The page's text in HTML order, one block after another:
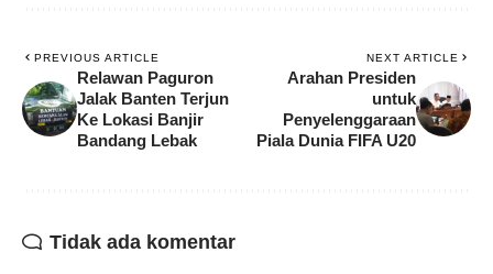
PREVIOUS ARTICLE
Relawan Paguron
Jalak Banten Terjun
Ke Lokasi Banjir
Bandang Lebak
NEXT ARTICLE
Arahan Presiden
untuk
Penyelenggaraan
Piala Dunia FIFA U20
Tidak ada komentar